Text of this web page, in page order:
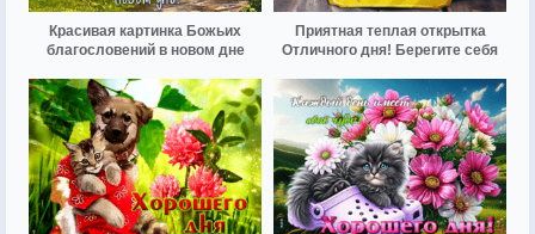
Красивая картинка Божьих
благословений в новом дне
Приятная теплая открытка
Отличного дня! Берегите себя